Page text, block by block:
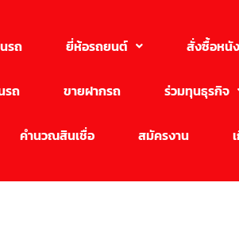
รถ ยี่ห้อรถยนต์ สั่งซื้อหนั
รถ ขายฝากรถ ร่วมทุนธุรกิจ
คำนวณสินเชื่อ สมัครงาน